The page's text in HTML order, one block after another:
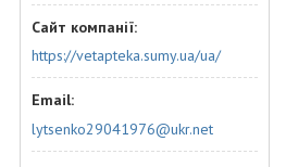
https://vetapteka.sumy.ua/ua/
lytsenko29041976@ukr.net